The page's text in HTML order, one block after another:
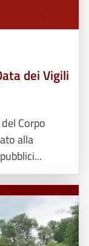
dei Vigili
Corpo
alla